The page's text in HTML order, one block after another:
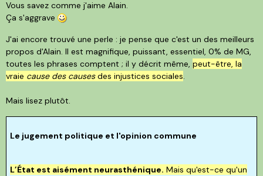
Vous savez comme j'aime Alain.
Ça s'aggrave
J'ai encore trouvé une perle : je pense que c'est un des meilleurs
propos d'Alain. Il est magnifique, puissant, essentiel, 0% de MG,
toutes les phrases comptent ; il y décrit même, peut-être, la
vraie cause des causesdes injustices sociales
Mais lisez plutôt.
Le jugement politique et l'opinion commune
L’État est aisément neurasthénique. Mais qu'est-ce qu'un